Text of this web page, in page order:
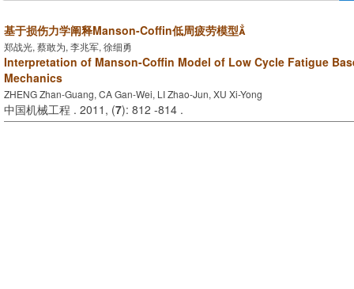
基于损伤力学阐释Manson-Coffin低周疲劳模型
郑战光, 蔡敢为, 李兆军, 徐细勇
Interpretation of Manson-Coffin Model of Low Cycle Fatigue
Mechanics
ZHENG Zhan-Guang, CA Gan-Wei, LI Zhao-Jun, XU Xi-Yong
中国机械工程 . 2011, (7): 812 -814 .